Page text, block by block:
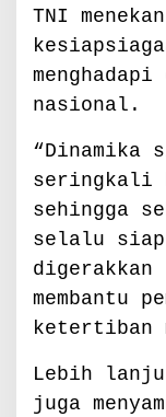
TNI
nasional.
“Dinamika
seringkali
sehingga
selalu
digerakkan
membantu
ketertiban
Lebih
juga